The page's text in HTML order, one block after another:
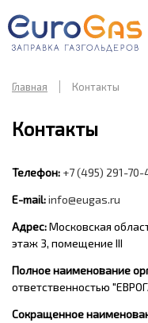
Главная Контакты
Контакты
Телефон: +7 (495) 291-70-
E-mail:info@eugas.ru
Адрес:Московская
этаж 3, помещение III
Полное наименование
ответственностью
Сокращенное